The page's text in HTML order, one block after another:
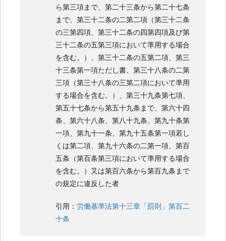
ら第三項まで、第二十三条から第二十七条
まで、第三十二条の二第二項（第三十二条
の三第四項、第三十二条の四第四項及び第
三十二条の五第三項において準用する場合
を含む。）、第三十二条の五第二項、第三
十三条第一項ただし書、第三十八条の二第
三項（第三十八条の三第二項において準用
する場合を含む。）、第三十九条第七項、
第五十七条から第五十九条まで、第六十四
条、第六十八条、第八十九条、第九十条第
一項、第九十一条、第九十五条第一項若し
くは第二項、第九十六条の二第一項、第百
五条（第百条第三項において準用する場合
を含む。）又は第百六条から第百九条まで
の規定に違反した者
引用： 労働基準法第十三章「罰則」第百二
十条